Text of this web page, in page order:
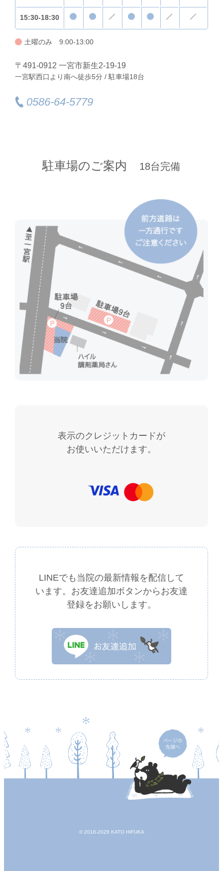
15:30-18:30
土曜のみ 9:00-13:00
〒491-0912 一宮市新生2-19-19
一宮駅西口より南へ徒歩5分 / 駐車場18台
0586-64-5779
駐車場のご案内 18台完備
表示のクレジットカードが
お使いいただけます。
LINEでも当院の最新情報を配信して
います。 お友達追加ボタンからお友達
登録をお願いします。
© 2016-2026 KATO HIFUKA